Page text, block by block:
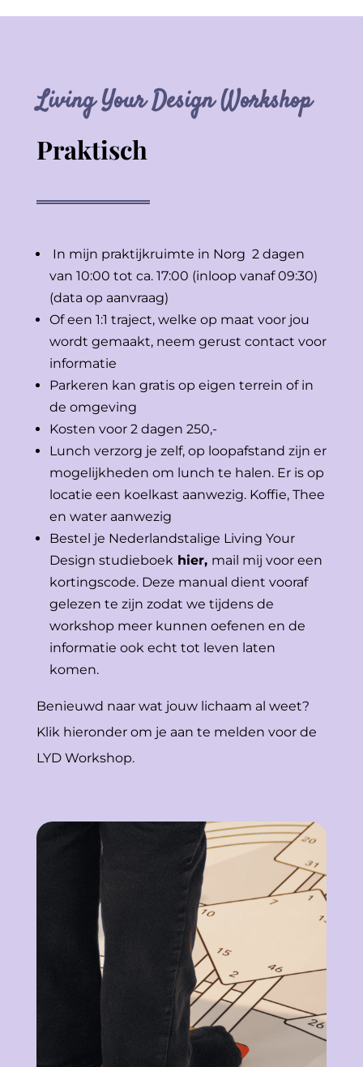
Living Your Design Workshop
Praktisch
In mijn praktijkruimte in Norg 2 dagen
van 10:00 tot ca. 17:00 (inloop vanaf 09:30)
(data op aanvraag)
Of een 1:1 traject, welke op maat voor jou
wordt gemaakt, neem gerust contact voor
informatie
Parkeren kan gratis op eigen terrein of in
de omgeving
Kosten voor 2 dagen 250,-
Lunch verzorg je zelf, op loopafstand zijn er
mogelijkheden om lunch te halen. Er is op
locatie een koelkast aanwezig. Koffie, Thee
en water aanwezig
Bestel je Nederlandstalige Living Your
Design studieboek hier, mail mij voor een
kortingscode. Deze manual dient vooraf
gelezen te zijn zodat we tijdens de
workshop meer kunnen oefenen en de
informatie ook echt tot leven laten
komen.
Benieuwd naar wat jouw lichaam al weet?
Klik hieronder om je aan te melden voor de
LYD Workshop.